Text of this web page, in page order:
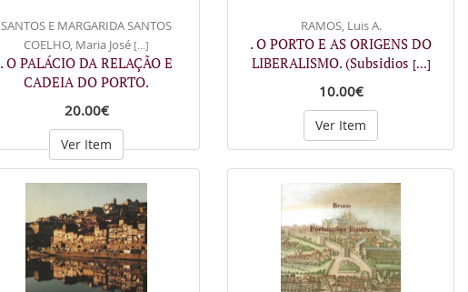
SANTOS E MARGARIDA SANTOS
COELHO, Maria José [...]
. O PALÁCIO DA RELAÇÃO E
CADEIA DO PORTO.
20.00€
Ver Item
RAMOS, Luis A.
. O PORTO E AS ORIGENS DO
LIBERALISMO. (Subsidios [...]
10.00€
Ver Item